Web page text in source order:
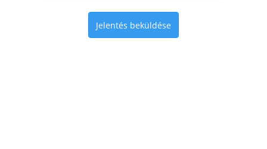
Jelentés beküldése